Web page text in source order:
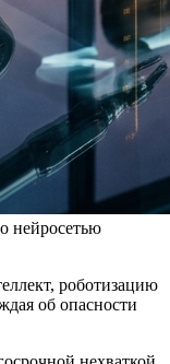
нейросетью
роботизацию
об опасности